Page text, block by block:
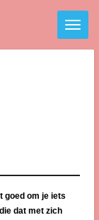
goed om je iets
dat met zich